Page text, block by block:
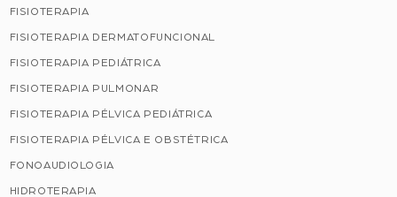
FISIOTERAPIA
FISIOTERAPIA DERMATOFUNCIONAL
FISIOTERAPIA PEDIÁTRICA
FISIOTERAPIA PULMONAR
FISIOTERAPIA PÉLVICA PEDIÁTRICA
FISIOTERAPIA PÉLVICA E OBSTÉTRICA
FONOAUDIOLOGIA
HIDROTERAPIA